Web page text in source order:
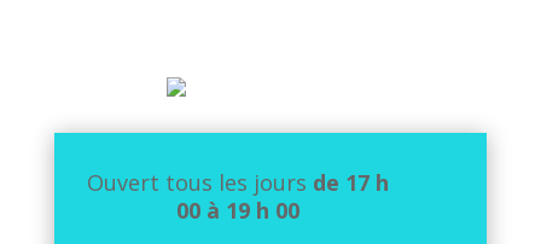
Ouvert tous les jours de 17 h
00 à 19 h 00